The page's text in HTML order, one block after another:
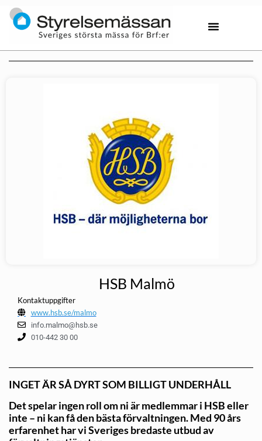
HSB Malmö
Kontaktuppgifter
www.hsb.se/malmo
info.malmo@hsb.se
010-442 30 00
INGET ÄR SÅ DYRT SOM BILLIGT UNDERHÅLL
Det spelar ingen roll om ni är medlemmar i HSB eller
inte – ni kan få den bästa förvaltningen. Med 90 års
erfarenhet har vi Sveriges bredaste utbud av